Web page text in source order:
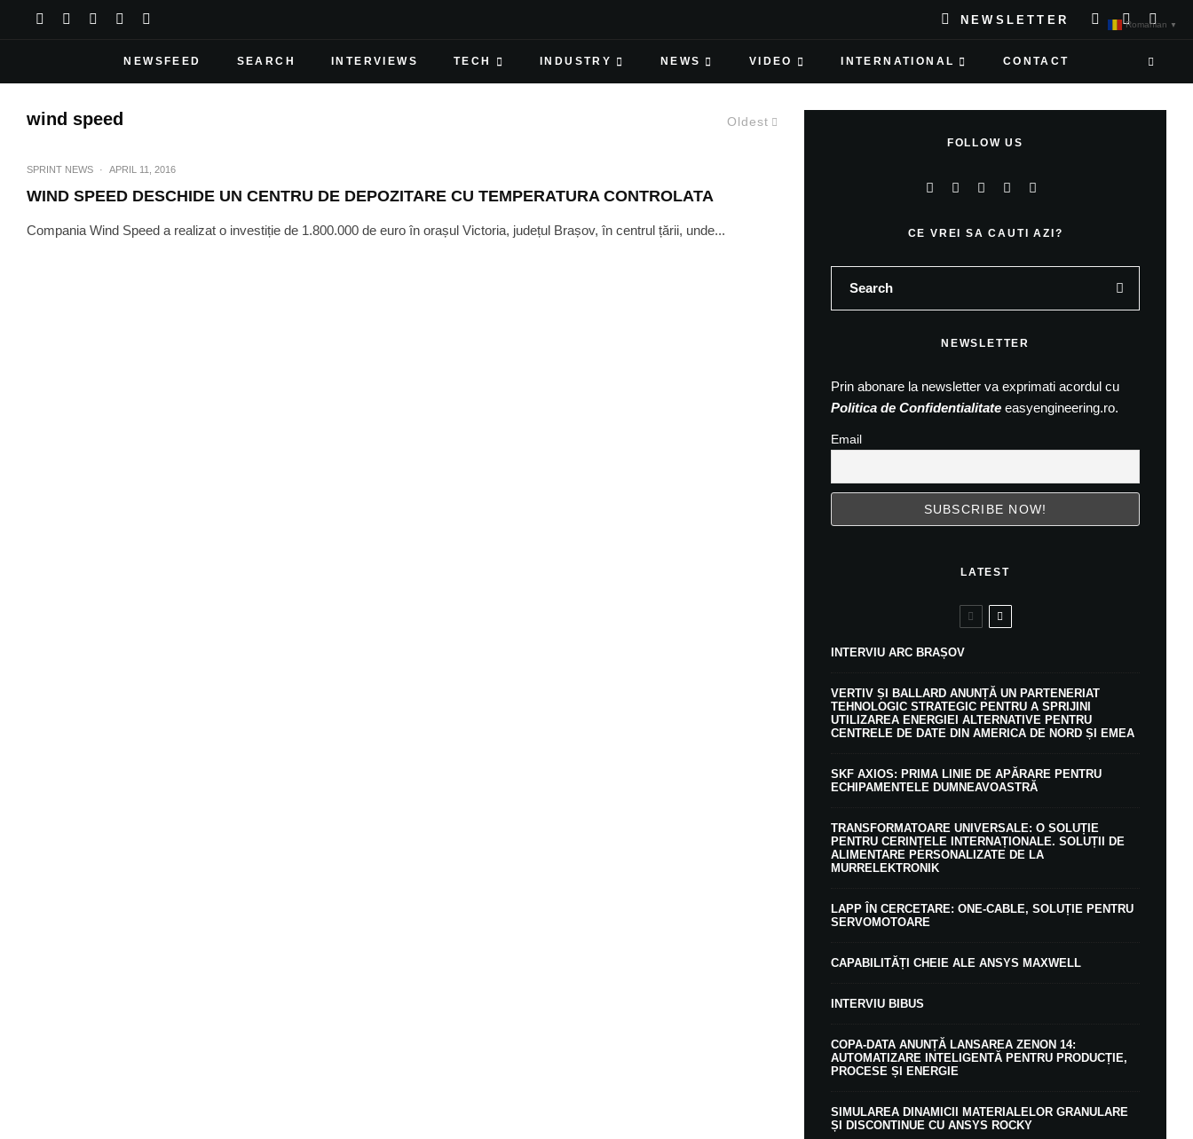
NEWSLETTER
NEWSFEED SEARCH INTERVIEWS TECH INDUSTRY NEWS VIDEO INTERNATIONAL CONTACT
Oldest
wind speed
SPRINT NEWS · APRIL 11, 2016
WIND SPEED DESCHIDE UN CENTRU DE DEPOZITARE CU TEMPERATURA CONTROLATA
Compania Wind Speed a realizat o investiție de 1.800.000 de euro în orașul Victoria, județul Brașov, în centrul țării, unde...
FOLLOW US
CE VREI SA CAUTI AZI?
NEWSLETTER
Prin abonare la newsletter va exprimati acordul cu
Politica de Confidentialitate easyengineering.ro.
Email
LATEST
INTERVIU ARC BRAȘOV
VERTIV ȘI BALLARD ANUNȚĂ UN PARTENERIAT
TEHNOLOGIC STRATEGIC PENTRU A SPRIJINI
UTILIZAREA ENERGIEI ALTERNATIVE PENTRU
CENTRELE DE DATE DIN AMERICA DE NORD ȘI EMEA
SKF AXIOS: PRIMA LINIE DE APĂRARE PENTRU
ECHIPAMENTELE DUMNEAVOASTRĂ
TRANSFORMATOARE UNIVERSALE: O SOLUȚIE
PENTRU CERINȚELE INTERNAȚIONALE. SOLUȚII DE
ALIMENTARE PERSONALIZATE DE LA
MURRELEKTRONIK
LAPP ÎN CERCETARE: ONE-CABLE, SOLUȚIE PENTRU
SERVOMOTOARE
CAPABILITĂȚI CHEIE ALE ANSYS MAXWELL
INTERVIU BIBUS
COPA-DATA ANUNȚĂ LANSAREA ZENON 14:
AUTOMATIZARE INTELIGENTĂ PENTRU PRODUCȚIE,
PROCESE ȘI ENERGIE
SIMULAREA DINAMICII MATERIALELOR GRANULARE
ȘI DISCONTINUE CU ANSYS ROCKY
Romanian ▼